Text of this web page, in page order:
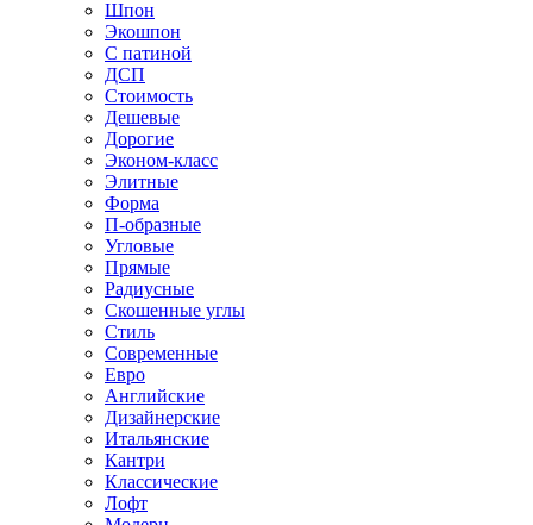
Шпон
Экошпон
С патиной
ДСП
Стоимость
Дешевые
Дорогие
Эконом-класс
Элитные
Форма
П-образные
Угловые
Прямые
Радиусные
Скошенные углы
Стиль
Современные
Евро
Английские
Дизайнерские
Итальянские
Кантри
Классические
Лофт